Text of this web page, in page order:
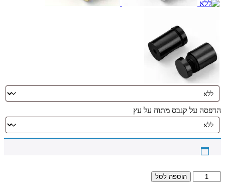
הדפסה על קנבס מתוח על עץ
כמות
של
הוספה לסל